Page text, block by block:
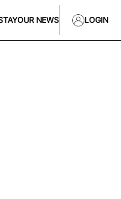
OUR NEWS LOGIN